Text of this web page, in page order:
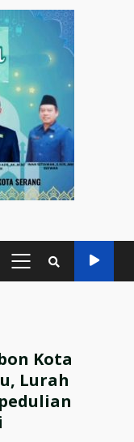
PRIMARY
MENU
Kota
Lurah